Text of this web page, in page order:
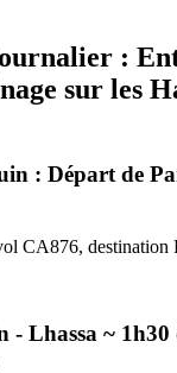
:
sur les
: Départ de
CA876, destination
- Lhassa ~ 1h30